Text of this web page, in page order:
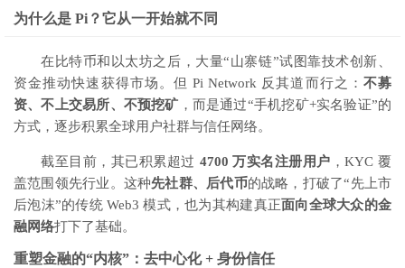
为什么是 Pi？它从一开始就不同
在比特币和以太坊之后，大量“山寨链”试图靠技术创新、
资金推动快速获得市场。但 Pi Network 反其道而行之： 不募
资、不上交易所、不预挖矿 ，而是通过“手机挖矿+实名验证”的
方式，逐步积累全球用户社群与信任网络。
截至目前，其已积累超过 4700 万实名注册用户 ，KYC 覆
盖范围领先行业。这种先社群、后代币的战略，打破了“先上市
后泡沫”的传统 Web3 模式，也为其构建真正面向全球大众的金
融网络打下了基础。
重塑金融的“内核”：去中心化 + 身份信任